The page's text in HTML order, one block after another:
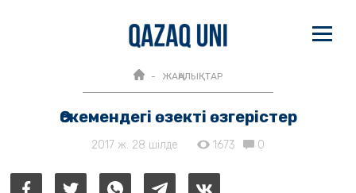
ЖАҢАЛЫҚТАР
Өскемендегі өзекті өзгерістер
2017 ж. 28 шілде 1673 0